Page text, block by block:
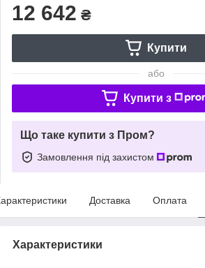
12 642 ₴
Купити
або
Купити з
Що таке купити з Пром?
Замовлення під захистом
Доставка Оплата
Характеристики